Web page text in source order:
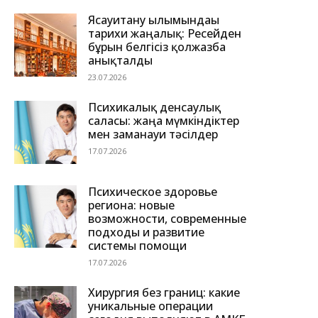
Ясауитану ғылымындағы
тарихи жаңалық: Ресейден
бұрын белгісіз қолжазба
анықталды
23.07.2026
Психикалық денсаулық
саласы: жаңа мүмкіндіктер
мен заманауи тәсілдер
17.07.2026
Психическое здоровье
региона: новые
возможности, современные
подходы и развитие
системы помощи
17.07.2026
Хирургия без границ: какие
уникальные операции